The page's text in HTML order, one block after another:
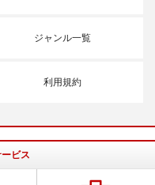
ジャンル一覧
利用規約
ビス